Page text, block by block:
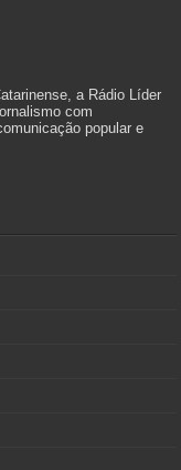
a Rádio Líder
com
popular e